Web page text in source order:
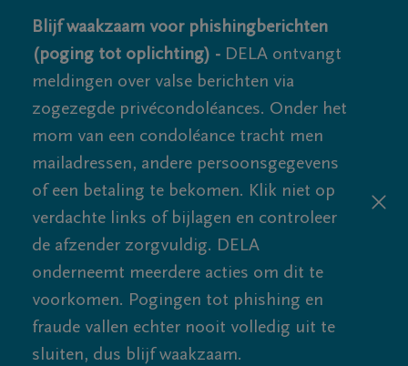
Blijf waakzaam voor phishingberichten
(poging tot oplichting) - DELA ontvangt
meldingen over valse berichten via
zogezegde privécondoléances. Onder het
mom van een condoléance tracht men
mailadressen, andere persoonsgegevens
of een betaling te bekomen. Klik niet op
verdachte links of bijlagen en controleer
de afzender zorgvuldig. DELA
onderneemt meerdere acties om dit te
voorkomen. Pogingen tot phishing en
fraude vallen echter nooit volledig uit te
sluiten, dus blijf waakzaam.